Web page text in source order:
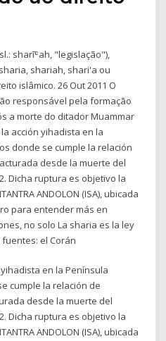
shariah, shari'a ou
islâmico. 26 Out 2011 O
responsável pela formação
a morte do ditador Muammar
acción yihadista en la
donde se cumple la relación
desde la muerte del
Dicha ruptura es objetivo la
ANDOLON (ISA), ubicada
para entender más en
no solo La sharia es la ley
el Corán
en la Península
cumple la relación de
desde la muerte del
Dicha ruptura es objetivo la
ANDOLON (ISA), ubicada